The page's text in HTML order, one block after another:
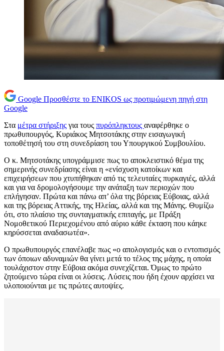
Google Προσθέστε το ENIKOS ως προτιμώμενη πηγή στη
Google
Στα μέτρα στήριξης για τους πυρόπληκτους αναφέρθηκε ο
πρωθυπουργός, Κυριάκος Μητσοτάκης στην εισαγωγική
τοποθέτησή του στη συνεδρίαση του Υπουργικού Συμβουλίου.
Ο κ. Μητσοτάκης υπογράμμισε πως το αποκλειστικό θέμα της
σημερινής συνεδρίασης είναι η «ενίσχυση κατοίκων και
επιχειρήσεων που χτυπήθηκαν από τις τελευταίες πυρκαγιές, αλλά
και για να δρομολογήσουμε την ανάταξη των περιοχών που
επλήγησαν. Πρώτα και πάνω απ’ όλα της βόρειας Εύβοιας, αλλά
και της βόρειας Αττικής, της Ηλείας, αλλά και της Μάνης. Θυμίζω
ότι, στο πλαίσιο της συνταγματικής επιταγής, με Πράξη
Νομοθετικού Περιεχομένου από αύριο κάθε έκταση που κάηκε
κηρύσσεται αναδασωτέα».
Ο πρωθυπουργός επανέλαβε πως «ο απολογισμός και ο εντοπισμός
των όποιων αδυναμιών θα γίνει μετά το τέλος της μάχης, η οποία
τουλάχιστον στην Εύβοια ακόμα συνεχίζεται. Όμως το πρώτο
ζητούμενο τώρα είναι οι λύσεις. Λύσεις που ήδη έχουν αρχίσει να
υλοποιούνται με τις πρώτες αυτοψίες.